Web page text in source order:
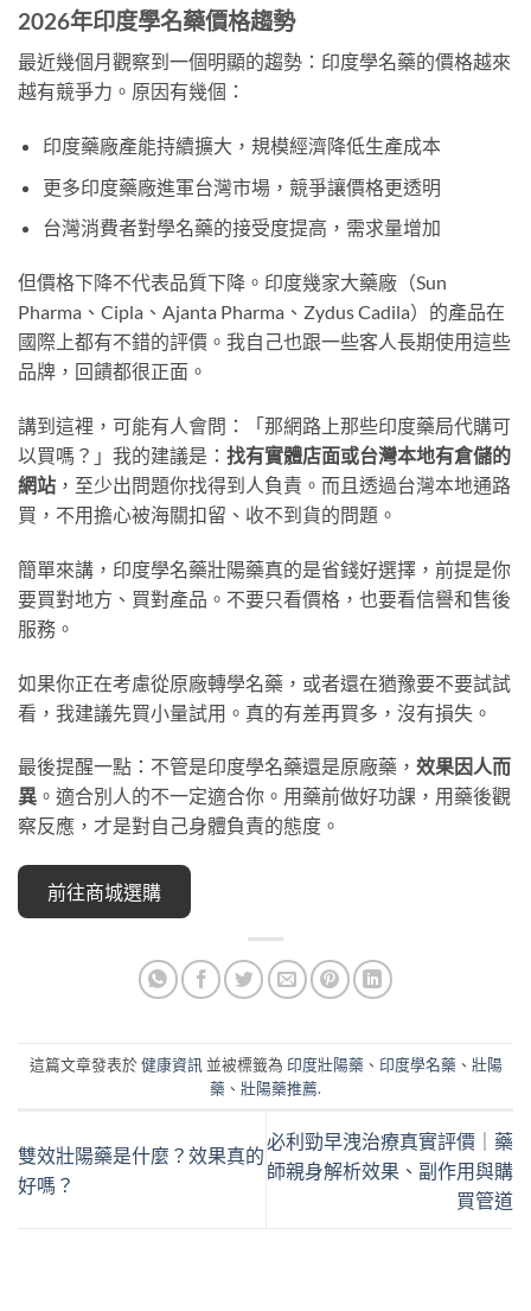
2026年印度學名藥價格趨勢
最近幾個月觀察到一個明顯的趨勢：印度學名藥的價格越來
越有競爭力。原因有幾個：
印度藥廠產能持續擴大，規模經濟降低生產成本
更多印度藥廠進軍台灣市場，競爭讓價格更透明
台灣消費者對學名藥的接受度提高，需求量增加
但價格下降不代表品質下降。印度幾家大藥廠（Sun
Pharma、Cipla、Ajanta Pharma、Zydus Cadila）的產品在
國際上都有不錯的評價。我自己也跟一些客人長期使用這些
品牌，回饋都很正面。
講到這裡，可能有人會問：「那網路上那些印度藥局代購可
以買嗎？」我的建議是： 找有實體店面或台灣本地有倉儲的
網站 ，至少出問題你找得到人負責。而且透過台灣本地通路
買，不用擔心被海關扣留、收不到貨的問題。
簡單來講，印度學名藥壯陽藥真的是省錢好選擇，前提是你
要買對地方、買對產品。不要只看價格，也要看信譽和售後
服務。
如果你正在考慮從原廠轉學名藥，或者還在猶豫要不要試試
看，我建議先買小量試用。真的有差再買多，沒有損失。
最後提醒一點：不管是印度學名藥還是原廠藥， 效果因人而
異 。適合別人的不一定適合你。用藥前做好功課，用藥後觀
察反應，才是對自己身體負責的態度。
前往商城選購
這篇文章發表於健康資訊 並被標籤為 印度壯陽藥 、 印度學名藥 、 壯陽
藥 、 壯陽藥推薦.
雙效壯陽藥是什麼？效果真的
好嗎？
必利勁早洩治療真實評價｜藥
師親身解析效果、副作用與購
買管道